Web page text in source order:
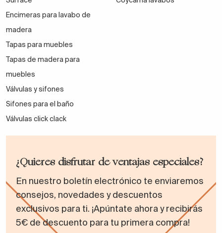
Encimeras para lavabo de
madera
Tapas para muebles
Tapas de madera para
muebles
Válvulas y sifones
Sifones para el baño
Válvulas click clack
¿Quieres disfrutar de ventajas especiales?
En nuestro boletín electrónico te enviaremos
consejos, novedades y descuentos
exclusivos para ti. ¡Apúntate ahora y recibirás
5€ de descuento para tu primera compra!